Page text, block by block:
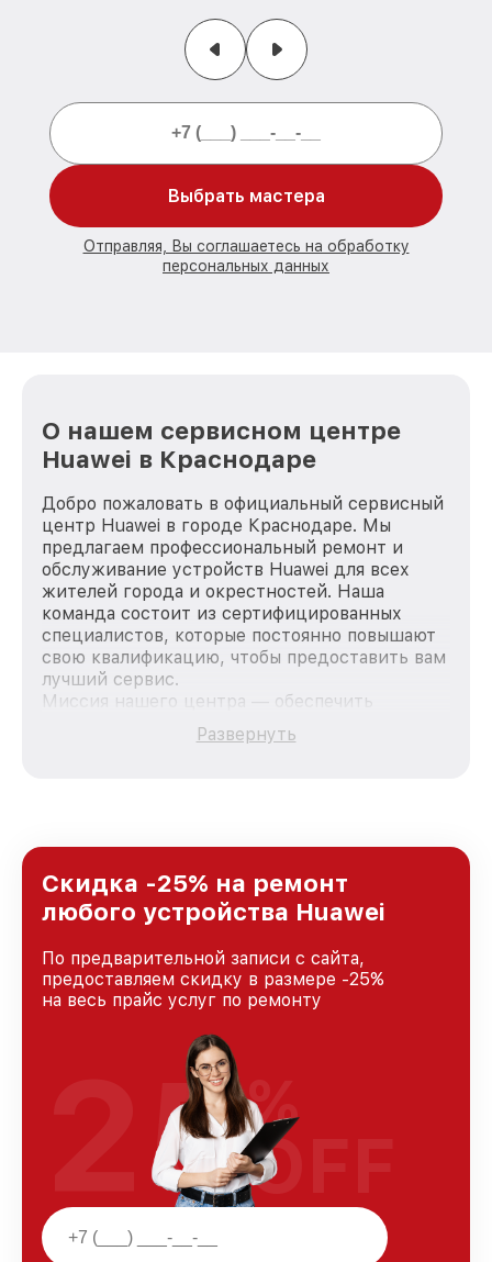
Выбрать мастера
Отправляя, Вы соглашаетесь на обработку
персональных данных
О нашем сервисном центре
Huawei в Краснодаре
Добро пожаловать в официальный сервисный
центр Huawei в городе Краснодаре. Мы
предлагаем профессиональный ремонт и
обслуживание устройств Huawei для всех
жителей города и окрестностей. Наша
команда состоит из сертифицированных
специалистов, которые постоянно повышают
свою квалификацию, чтобы предоставить вам
лучший сервис.
Миссия нашего центра — обеспечить
качественный и доступный ремонт для
каждого пользователя продукции Huawei, вне
Краснодаре, постоянно повышая уровень
доверия и лояльности наших клиентов.
Развернуть
Скидка -25% на ремонт
любого устройства Huawei
По предварительной записи с сайта,
предоставляем скидку в размере -25%
на весь прайс услуг по ремонту
25%
OFF